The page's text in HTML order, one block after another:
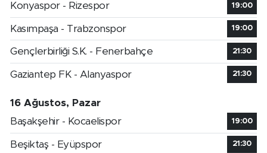
Konyaspor - Rizespor
19:00
Kasımpaşa - Trabzonspor 19:00
Gençlerbirliği S.K. - Fenerbahçe 21:30
Gaziantep FK - Alanyaspor 21:30
16 Ağustos, Pazar
Başakşehir - Kocaelispor
19:00
Beşiktaş - Eyüpspor 21:30